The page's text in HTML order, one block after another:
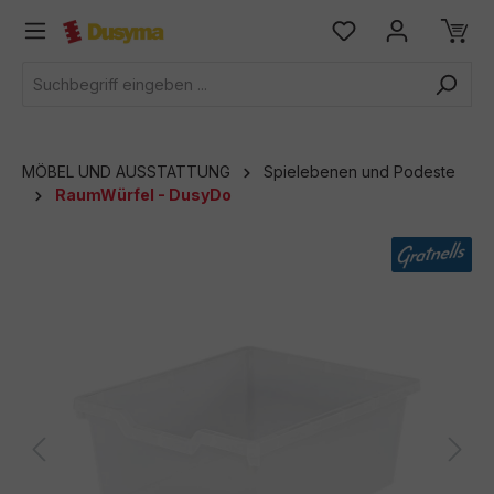
springen
MÖBEL UND AUSSTATTUNG
Spielebenen und Podeste
RaumWürfel - DusyDo